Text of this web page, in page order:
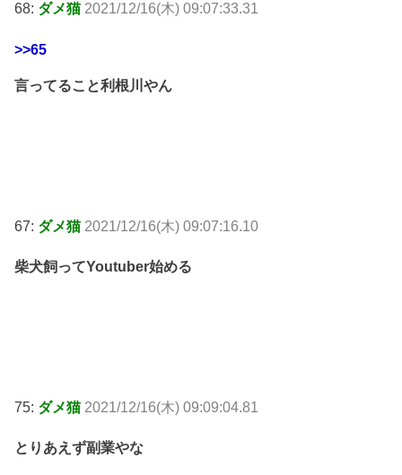
68: ダメ猫 2021/12/16(木) 09:07:33.31
>>65
言ってること利根川やん
67: ダメ猫 2021/12/16(木) 09:07:16.10
柴犬飼ってYoutuber始める
75: ダメ猫 2021/12/16(木) 09:09:04.81
とりあえず副業やな